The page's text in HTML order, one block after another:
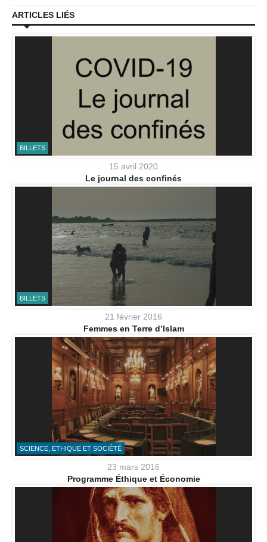
ARTICLES LIÉS
BILLETS
15 avril 2020
Le journal des confinés
BILLETS
21 février 2016
Femmes en Terre d’Islam
SCIENCE, ETHIQUE ET SOCIÉTÉ
23 mars 2016
Programme Éthique et Économie